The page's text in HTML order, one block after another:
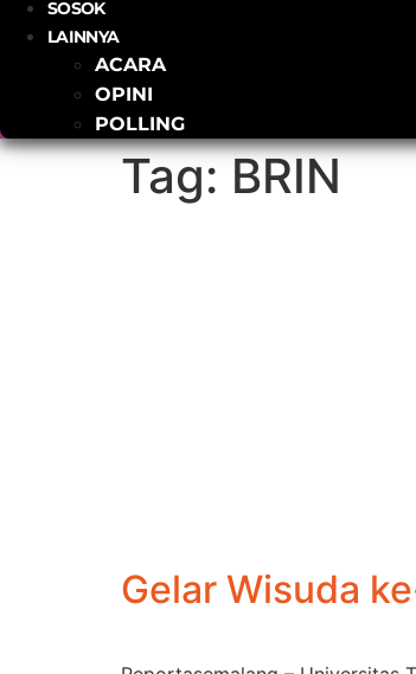
SOSOK
LAINNYA
ACARA
OPINI
POLLING
Tag: BRIN
Gelar Wisuda